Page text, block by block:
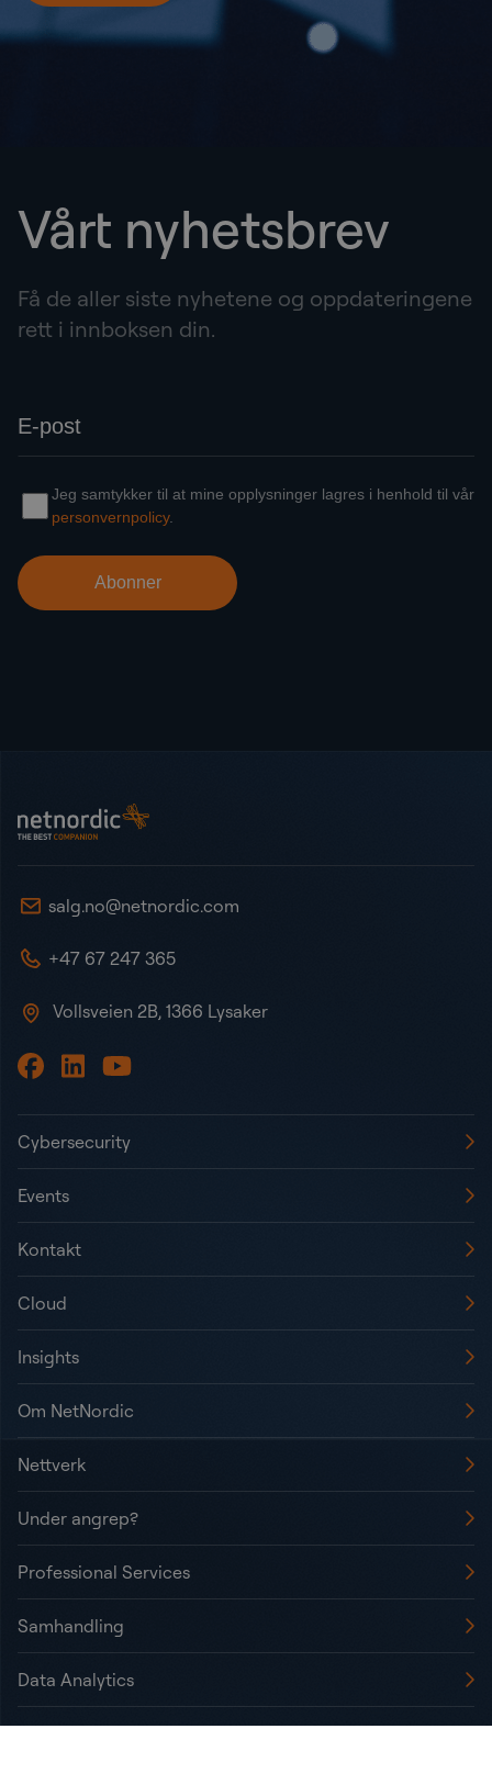
Vårt nyhetsbrev
Få de aller siste nyhetene og oppdateringene
rett i innboksen din.
NetNordic Norway
salg.no@netnordic.com
+47 67 247 365
Vollsveien 2B, 1366 Lysaker
Cybersecurity
Events
Kontakt
Cloud
Insights
Om NetNordic
Nettverk
Under angrep?
Professional Services
Samhandling
Data Analytics